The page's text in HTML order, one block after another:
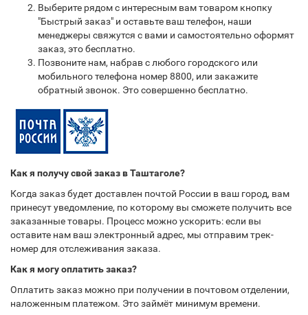
Выберите рядом с интересным вам товаром кнопку
"Быстрый заказ" и оставьте ваш телефон, наши
менеджеры свяжутся с вами и самостоятельно оформят
заказ, это бесплатно.
Позвоните нам, набрав с любого городского или
мобильного телефона номер 8800, или закажите
обратный звонок. Это совершенно бесплатно.
Как я получу свой заказ в Таштаголе?
Когда заказ будет доставлен почтой России в ваш город, вам
принесут уведомление, по которому вы сможете получить все
заказанные товары. Процесс можно ускорить: если вы
оставите нам ваш электронный адрес, мы отправим трек-
номер для отслеживания заказа.
Как я могу оплатить заказ?
Оплатить заказ можно при получении в почтовом отделении,
наложенным платежом. Это займёт минимум времени.